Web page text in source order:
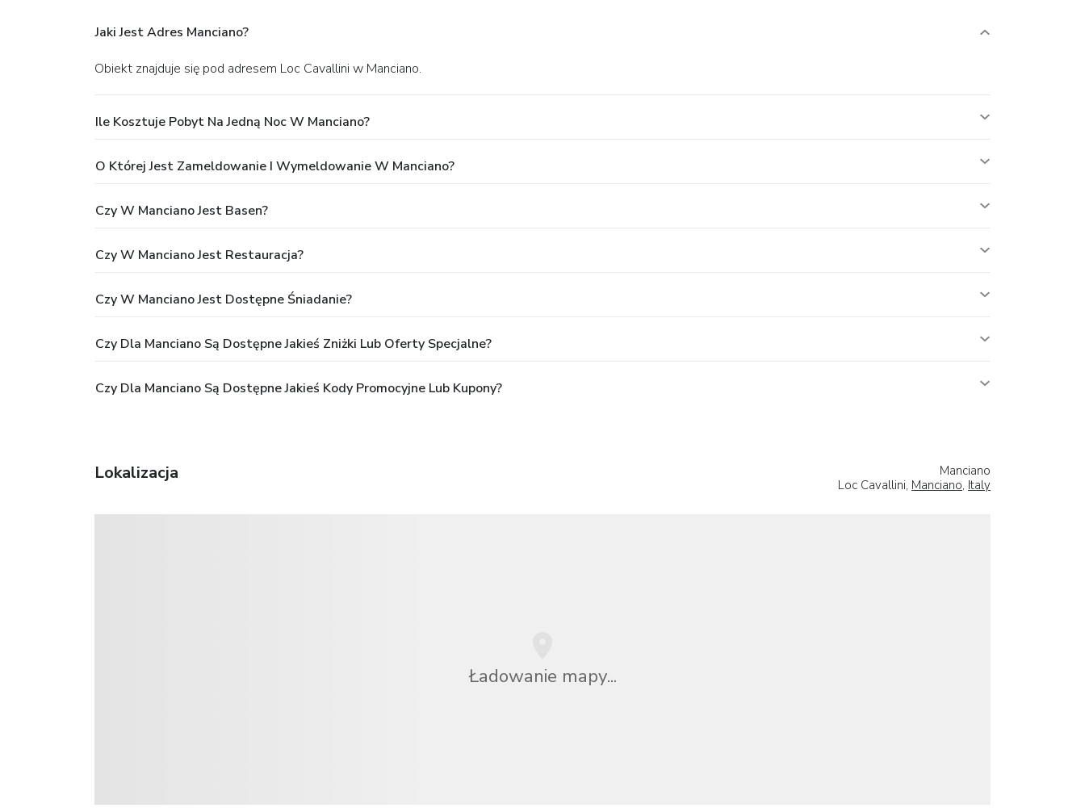
Jaki Jest Adres Manciano?
Obiekt znajduje się pod adresem Loc Cavallini w Manciano.
Ile Kosztuje Pobyt Na Jedną Noc W Manciano?
O Której Jest Zameldowanie I Wymeldowanie W Manciano?
Czy W Manciano Jest Basen?
Czy W Manciano Jest Restauracja?
Czy W Manciano Jest Dostępne Śniadanie?
Czy Dla Manciano Są Dostępne Jakieś Zniżki Lub Oferty Specjalne?
Czy Dla Manciano Są Dostępne Jakieś Kody Promocyjne Lub Kupony?
Lokalizacja
Manciano
Loc Cavallini, Manciano, Italy
Ładowanie mapy...